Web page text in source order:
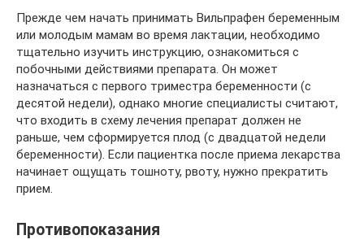
Прежде чем начать принимать Вильпрафен беременным
или молодым мамам во время лактации, необходимо
тщательно изучить инструкцию, ознакомиться с
побочными действиями препарата. Он может
назначаться с первого триместра беременности (с
десятой недели), однако многие специалисты считают,
что входить в схему лечения препарат должен не
раньше, чем сформируется плод (с двадцатой недели
беременности). Если пациентка после приема лекарства
начинает ощущать тошноту, рвоту, нужно прекратить
прием.
Противопоказания